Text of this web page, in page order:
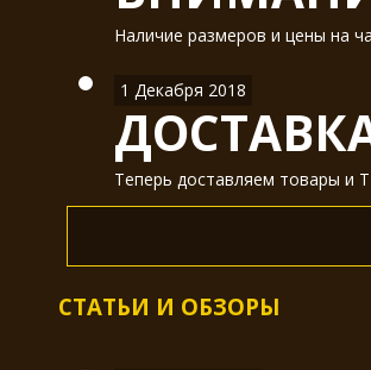
Наличие размеров и цены на
1 Декабря 2018
Теперь доставляем товары и
СТАТЬИ И ОБЗОРЫ